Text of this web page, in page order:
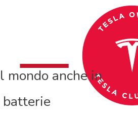
mondo anche in
batterie